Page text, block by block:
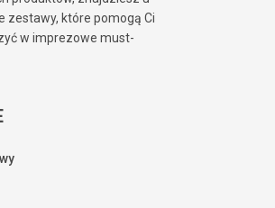
zestawy, które pomogą Ci
w imprezowe must-